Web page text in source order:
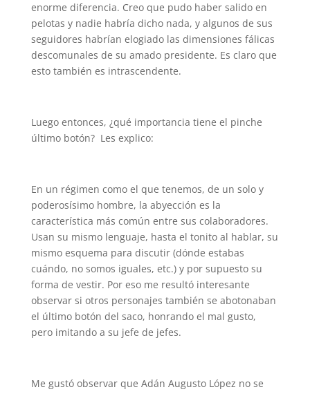
enorme diferencia. Creo que pudo haber salido en
pelotas y nadie habría dicho nada, y algunos de sus
seguidores habrían elogiado las dimensiones fálicas
descomunales de su amado presidente. Es claro que
esto también es intrascendente.
Luego entonces, ¿qué importancia tiene el pinche
último botón? Les explico:
En un régimen como el que tenemos, de un solo y
poderosísimo hombre, la abyección es la
característica más común entre sus colaboradores.
Usan su mismo lenguaje, hasta el tonito al hablar, su
mismo esquema para discutir (dónde estabas
cuándo, no somos iguales, etc.) y por supuesto su
forma de vestir. Por eso me resultó interesante
observar si otros personajes también se abotonaban
el último botón del saco, honrando el mal gusto,
pero imitando a su jefe de jefes.
Me gustó observar que Adán Augusto López no se